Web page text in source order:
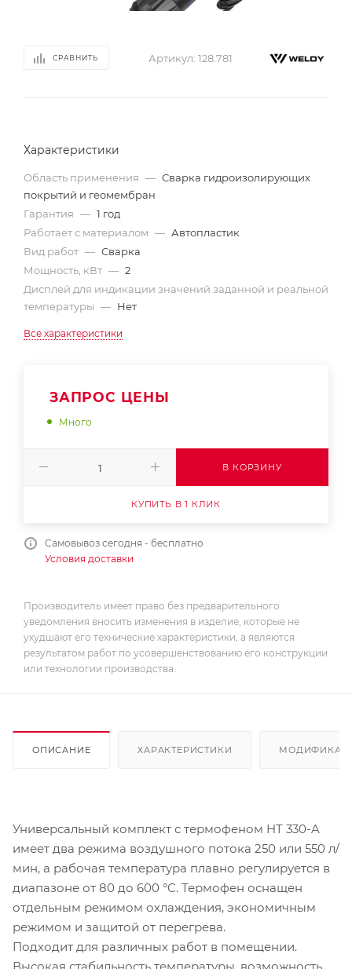
СРАВНИТЬ Артикул: 128.781
Характеристики
Область применения — Сварка гидроизолирующих
покрытий и геомембран
Гарантия — 1 год
Работает с материалом — Автопластик
Вид работ — Сварка
Мощность, кВт — 2
Дисплей для индикации значений заданной и реальной
температуры — Нет
Все характеристики
ЗАПРОС ЦЕНЫ
Много
В КОРЗИНУ
КУПИТЬ В 1 КЛИК
Самовывоз сегодня - бесплатно
Условия доставки
Производитель имеет право без предварительного
уведомления вносить изменения в изделие, которые не
ухудшают его технические характеристики, а являются
результатом работ по усовершенствованию его конструкции
или технологии производства.
ОПИСАНИЕ ХАРАКТЕРИСТИКИ
Универсальный комплект с термофеном HT 330-A
имеет два режима воздушного потока 250 или 550 л/
мин, а рабочая температура плавно регулируется в
диапазоне от 80 до 600 °C. Термофен оснащен
отдельным режимом охлаждения, экономичным
режимом и защитой от перегрева.
Подходит для различных работ в помещении.